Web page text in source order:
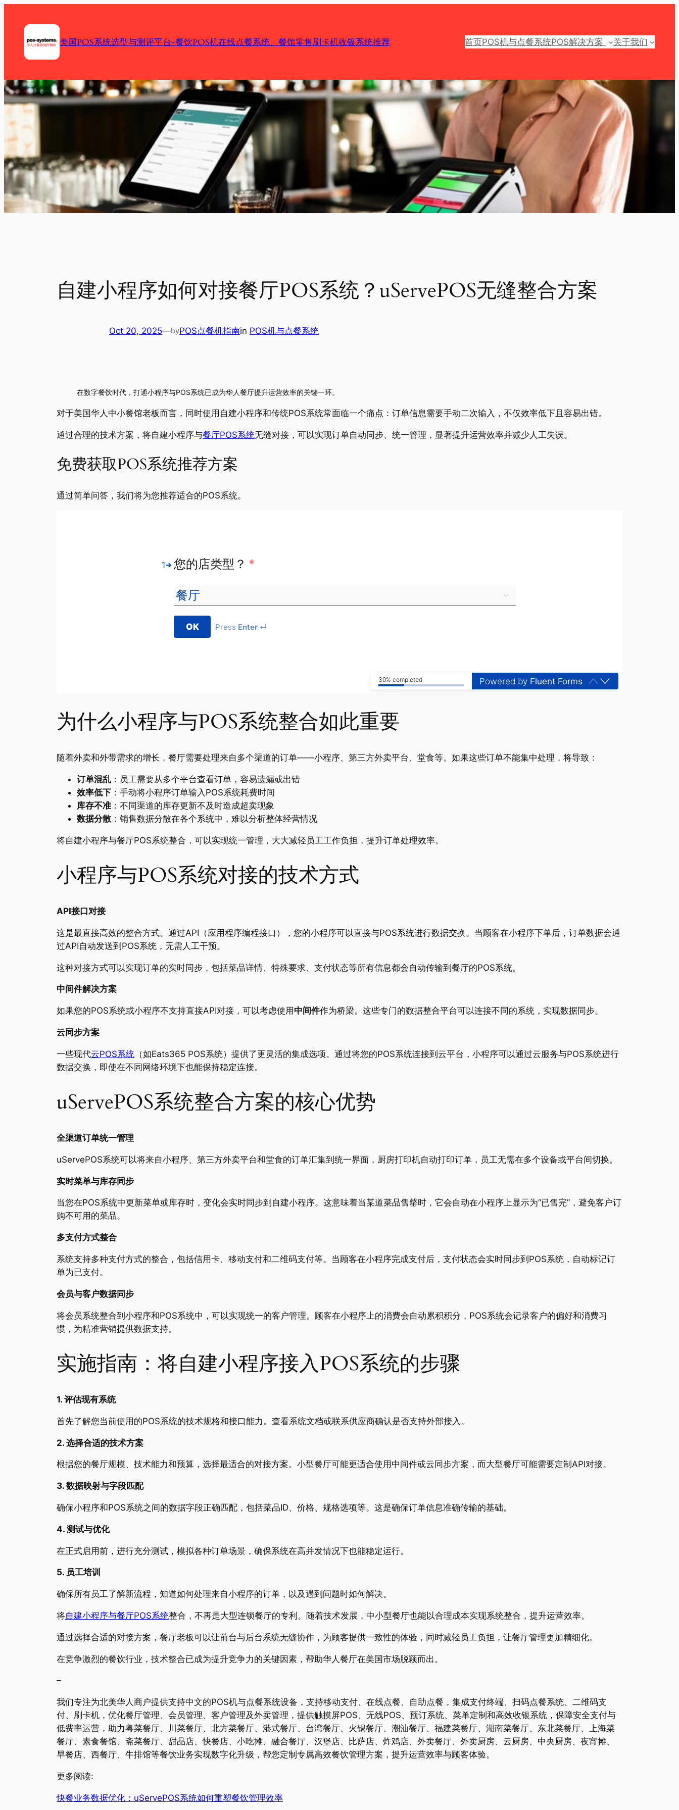
content
美国POS系统选型与测评平台-餐饮POS机在线点餐系统、餐馆零售刷卡机收银系统推荐 首页POS机与点餐系统POS解决方案 关于我们
自建小程序如何对接餐厅POS系统？uServePOS无缝整合方案
Oct 20, 2025—byPOS点餐机指南in POS机与点餐系统
在数字餐饮时代，打通小程序与POS系统已成为华人餐厅提升运营效率的关键一环。
对于美国华人中小餐馆老板而言，同时使用自建小程序和传统POS系统常面临一个痛点：订单信息需要手动二次输入，不仅效率低下且容易出错。
通过合理的技术方案，将自建小程序与餐厅POS系统无缝对接，可以实现订单自动同步、统一管理，显著提升运营效率并减少人工失误。
免费获取POS系统推荐方案
通过简单问答，我们将为您推荐适合的POS系统。
1 您的店类型？ *
OK Press Enter ↵
30% completed Powered by Fluent Forms
为什么小程序与POS系统整合如此重要
随着外卖和外带需求的增长，餐厅需要处理来自多个渠道的订单——小程序、第三方外卖平台、堂食等。如果这些订单不能集中处理，将导致：
订单混乱 ：员工需要从多个平台查看订单，容易遗漏或出错
效率低下 ：手动将小程序订单输入POS系统耗费时间
库存不准 ：不同渠道的库存更新不及时造成超卖现象
数据分散 ：销售数据分散在各个系统中，难以分析整体经营情况
将自建小程序与餐厅POS系统整合，可以实现统一管理，大大减轻员工工作负担，提升订单处理效率。
小程序与POS系统对接的技术方式
API接口对接
这是最直接高效的整合方式。通过API（应用程序编程接口），您的小程序可以直接与POS系统进行数据交换。当顾客在小程序下单后，订单数据会通
过API自动发送到POS系统，无需人工干预。
这种对接方式可以实现订单的实时同步，包括菜品详情、特殊要求、支付状态等所有信息都会自动传输到餐厅的POS系统。
中间件解决方案
如果您的POS系统或小程序不支持直接API对接，可以考虑使用 中间件作为桥梁。这些专门的数据整合平台可以连接不同的系统，实现数据同步。
云同步方案
一些现代云POS系统 （如Eats365 POS系统）提供了更灵活的集成选项。通过将您的POS系统连接到云平台，小程序可以通过云服务与POS系统进行
数据交换，即使在不同网络环境下也能保持稳定连接。
uServePOS系统整合方案的核心优势
全渠道订单统一管理
uServePOS系统可以将来自小程序、第三方外卖平台和堂食的订单汇集到统一界面，厨房打印机自动打印订单，员工无需在多个设备或平台间切换。
实时菜单与库存同步
当您在POS系统中更新菜单或库存时，变化会实时同步到自建小程序。这意味着当某道菜品售罄时，它会自动在小程序上显示为“已售完”，避免客户订
购不可用的菜品。
多支付方式整合
系统支持多种支付方式的整合，包括信用卡、移动支付和二维码支付等。当顾客在小程序完成支付后，支付状态会实时同步到POS系统，自动标记订
单为已支付。
会员与客户数据同步
将会员系统整合到小程序和POS系统中，可以实现统一的客户管理。顾客在小程序上的消费会自动累积积分，POS系统会记录客户的偏好和消费习
惯 ，为精准营销提供数据支持。
实施指南：将自建小程序接入POS系统的步骤
1. 评估现有系统
首先了解您当前使用的POS系统的技术规格和接口能力。查看系统文档或联系供应商确认是否支持外部接入。
2. 选择合适的技术方案
根据您的餐厅规模、技术能力和预算，选择最适合的对接方案。小型餐厅可能更适合使用中间件或云同步方案，而大型餐厅可能需要定制API对接。
3. 数据映射与字段匹配
确保小程序和POS系统之间的数据字段正确匹配，包括菜品ID、价格、规格选项等。这是确保订单信息准确传输的基础。
4. 测试与优化
在正式启用前，进行充分测试，模拟各种订单场景，确保系统在高并发情况下也能稳定运行。
5. 员工培训
确保所有员工了解新流程，知道如何处理来自小程序的订单，以及遇到问题时如何解决。
将自建小程序与餐厅POS系统整合，不再是大型连锁餐厅的专利。随着技术发展，中小型餐厅也能以合理成本实现系统整合，提升运营效率。
通过选择合适的对接方案，餐厅老板可以让前台与后台系统无缝协作，为顾客提供一致性的体验，同时减轻员工负担，让餐厅管理更加精细化。
在竞争激烈的餐饮行业，技术整合已成为提升竞争力的关键因素，帮助华人餐厅在美国市场脱颖而出。
–
我们专注为北美华人商户提供支持中文的POS机与点餐系统设备，支持移动支付、在线点餐、自助点餐，集成支付终端、扫码点餐系统、二维码支
付、刷卡机，优化餐厅管理、会员管理、客户管理及外卖管理，提供触摸屏POS、无线POS、预订系统、菜单定制和高效收银系统，保障安全支付与
低费率运营，助力粤菜餐厅、川菜餐厅、北方菜餐厅、港式餐厅、台湾餐厅、火锅餐厅、潮汕餐厅、福建菜餐厅、湖南菜餐厅、东北菜餐厅、上海菜
餐厅、素食餐馆、斋菜餐厅、甜品店、快餐店、小吃摊、融合餐厅、汉堡店、比萨店、炸鸡店、外卖餐厅、外卖厨房、云厨房、中央厨房、夜宵摊、
早餐店、西餐厅、牛排馆等餐饮业务实现数字化升级，帮您定制专属高效餐饮管理方案，提升运营效率与顾客体验。
更多阅读:
快餐业务数据优化：uServePOS系统如何重塑餐饮管理效率